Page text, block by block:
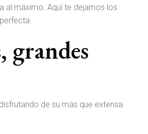
al máximo. Aquí te dejamos los
perfecta.
grandes
de su más que extensa